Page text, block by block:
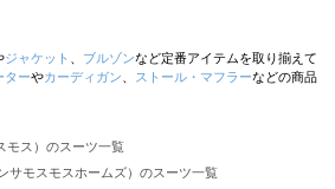
ジャケット ブルゾンなど定番アイテムを取り揃えて
ターやカーディガン ストール・マフラーなどの商品
モス）のスーツ一覧
サモスモスホームズ）のスーツ一覧